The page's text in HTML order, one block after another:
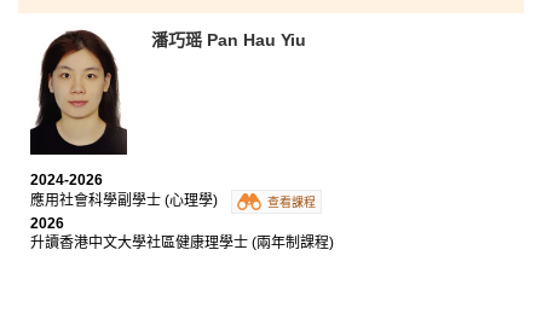
我曾經相信「讀Asso」是一個生涯污點，所以當初是忐
忑不安地來到港大保良何鴻燊社區書院，所幸在書院的
旅程令我重拾信心。
書院向學生提供了豐富的資源，支持我們全面發展，並
透過交流團、實習和參與學生組織的機會，大大豐富了
我的學習經歷、提升了實用技能和加深我對社會的認
識。講師都十分盡責和熱心，學生發展資源中心的輔導
潘巧瑶 Pan Hau Yiu
2024-2026
應用社會科學副學士 (心理學)
查看課程
2026
升讀香港中文大學社區健康理學士 (兩年制課程)